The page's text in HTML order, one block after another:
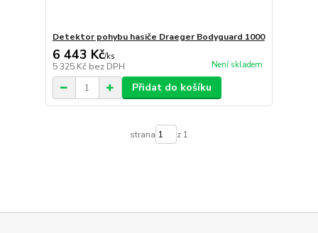
Detektor pohybu hasiče Draeger Bodyguard 1000
6 443 Kč/ks
5 325 Kč bez DPH Není skladem
Přidat do košíku
strana z 1